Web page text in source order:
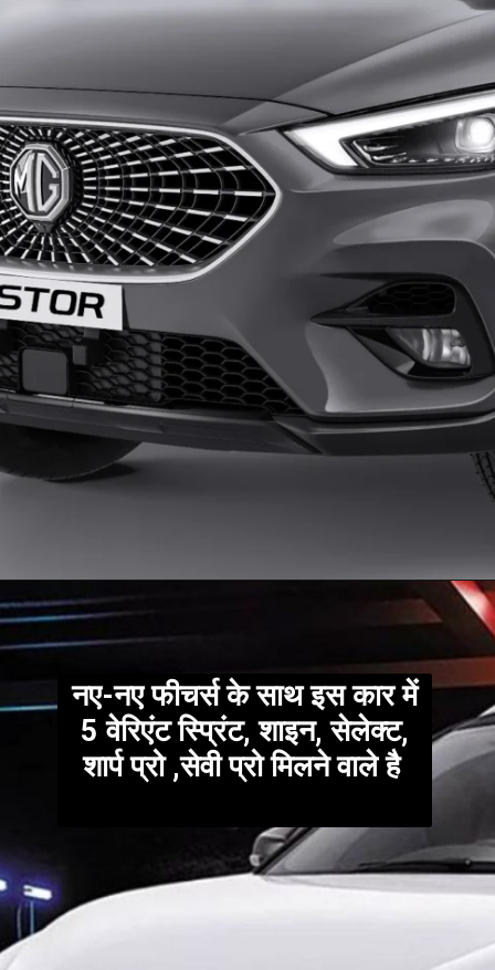
नए-नए फीचर्स के साथ इस कार में
5 वेरिएंट स्प्रिंट, शाइन, सेलेक्ट,
शार्प प्रो ,सेवी प्रो मिलने वाले है